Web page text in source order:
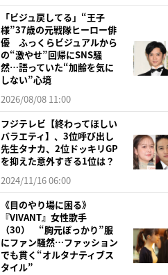
「ビジュ戻してる」“王子
様”37歳の元戦隊ヒーロー俳
優 ふっくらビジュアルから
の“激やせ”回帰にSNS騒
然…語っていた“加齢を気に
しない”心境
2026/08/08 11:00
フジテレビ【終わってほしい
バラエティ】、3位呼び出し
先生タナカ、2位ドッキリGP
を抑えた意外すぎる1位は？
2024/11/16 06:00
《目のやり場に困る》
『VIVANT』女性歌手
（30） “胸元ぽっかり”服
にファン騒然…ファッション
でも貫く“オルタナティブス
タイル”